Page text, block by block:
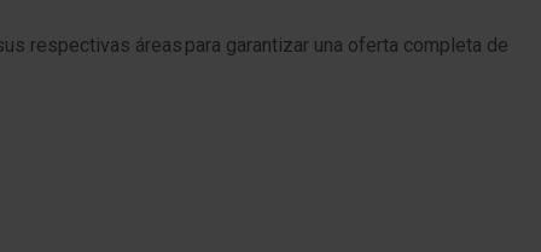
respectivas áreas para garantizar una oferta completa de